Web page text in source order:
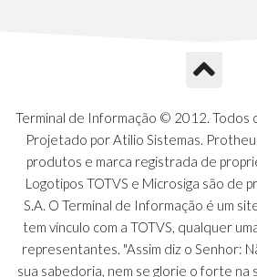
Terminal de Informação © 2012. Todos
Projetado por Atilio Sistemas.
produtos e marca registrada de
Logotipos TOTVS e Microsiga são de
S.A. O Terminal de Informação é um
tem vínculo com a TOTVS, qualquer
representantes. "Assim diz o Senhor:
sua sabedoria, nem se glorie o forte na